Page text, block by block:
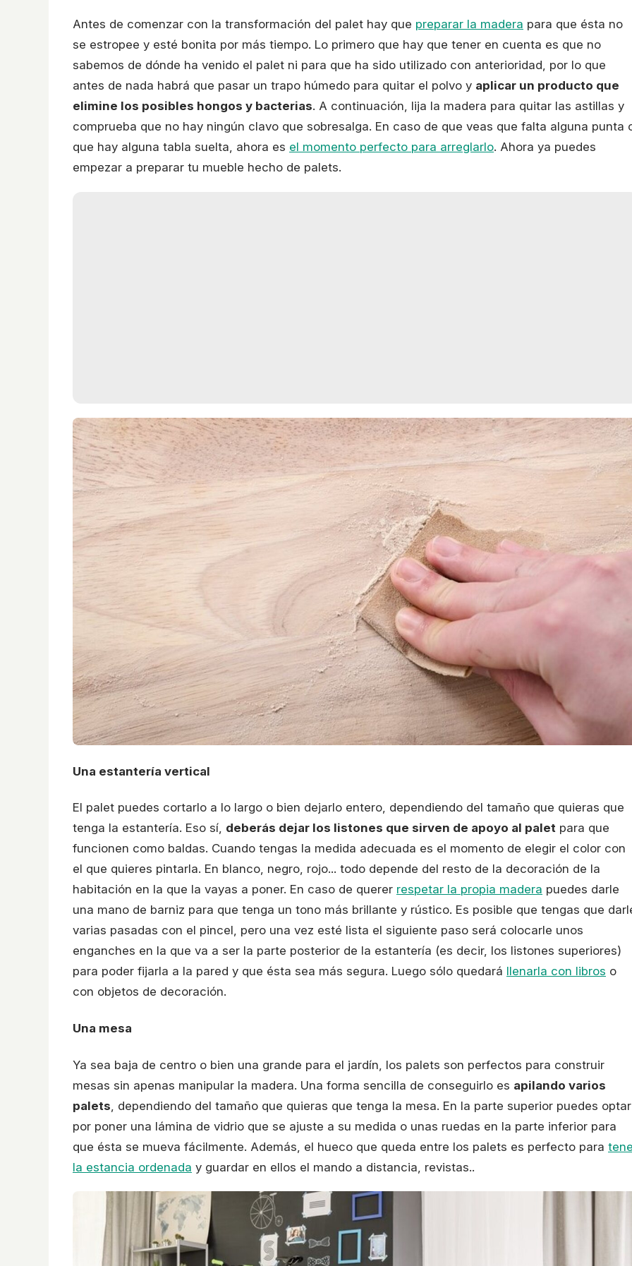
Antes de comenzar con la transformación del palet hay que preparar la madera para que ésta no
se estropee y esté bonita por más tiempo. Lo primero que hay que tener en cuenta es que no
sabemos de dónde ha venido el palet ni para que ha sido utilizado con anterioridad, por lo que
antes de nada habrá que pasar un trapo húmedo para quitar el polvo y aplicar un producto que
elimine los posibles hongos y bacterias. A continuación, lija la madera para quitar las astillas y
comprueba que no hay ningún clavo que sobresalga. En caso de que veas que falta alguna punta
que hay alguna tabla suelta, ahora es el momento perfecto para arreglarlo. Ahora ya puedes
empezar a preparar tu mueble hecho de palets.
Una estantería vertical
El palet puedes cortarlo a lo largo o bien dejarlo entero, dependiendo del tamaño que quieras que
tenga la estantería. Eso sí, deberás dejar los listones que sirven de apoyo al palet para que
funcionen como baldas. Cuando tengas la medida adecuada es el momento de elegir el color con
el que quieres pintarla. En blanco, negro, rojo... todo depende del resto de la decoración de la
habitación en la que la vayas a poner. En caso de querer respetar la propia madera puedes darle
una mano de barniz para que tenga un tono más brillante y rústico. Es posible que tengas que
varias pasadas con el pincel, pero una vez esté lista el siguiente paso será colocarle unos
enganches en la que va a ser la parte posterior de la estantería (es decir, los listones superiores)
para poder fijarla a la pared y que ésta sea más segura. Luego sólo quedará llenarla con libros o
con objetos de decoración.
Una mesa
Ya sea baja de centro o bien una grande para el jardín, los palets son perfectos para construir
mesas sin apenas manipular la madera. Una forma sencilla de conseguirlo es apilando varios
palets , dependiendo del tamaño que quieras que tenga la mesa. En la parte superior puedes optar
por poner una lámina de vidrio que se ajuste a su medida o unas ruedas en la parte inferior para
que ésta se mueva fácilmente. Además, el hueco que queda entre los palets es perfecto para
la estancia ordenada y guardar en ellos el mando a distancia, revistas..